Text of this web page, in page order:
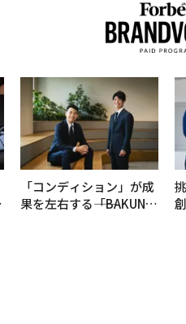
「コンディション」が成
果を左右する――「BAKUN